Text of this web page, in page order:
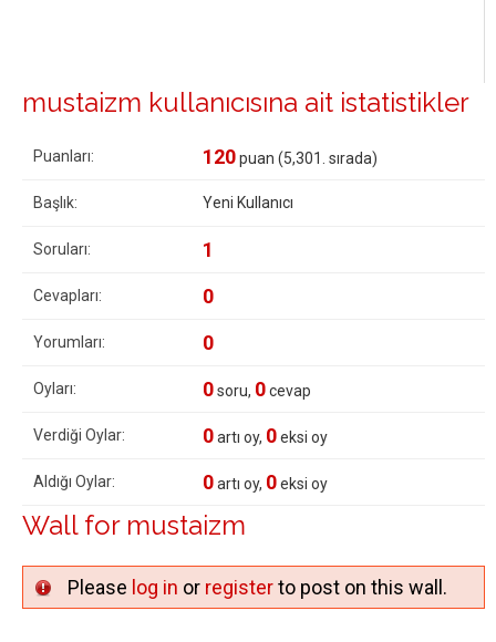
mustaizm kullanıcısına ait istatistikler
Puanları: 120puan (5,301 . sırada)
Başlık: Yeni Kullanıcı
Soruları: 1
Cevapları: 0
Yorumları: 0
Oyları: 0soru, 0cevap
Verdiği Oylar: 0artı oy, 0eksi oy
Aldığı Oylar: 0artı oy, 0eksi oy
Wall for mustaizm
Please log in or registerto post on this wall.